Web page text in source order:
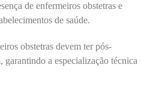
de enfermeiros obstetras e
de saúde.
obstetras devem ter pós-
a especialização técnica